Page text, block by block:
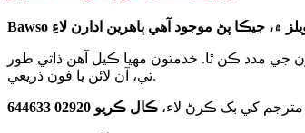
جي مدد ڪن ٿا. خدمتون مهيا ڪيل آهن ذاتي طور
تي، آن لائن يا فون ذريعي.
کي بک ڪرڻ لاء، ڪال ڪريو 02920 644633